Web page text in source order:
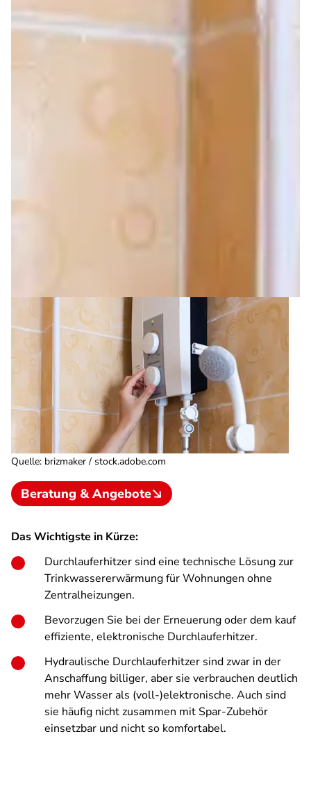
Quelle: brizmaker / stock.adobe.com
Beratung & Angebote
Das Wichtigste in Kürze:
Durchlauferhitzer sind eine technische Lösung zur
Trinkwassererwärmung für Wohnungen ohne
Zentralheizungen.
Bevorzugen Sie bei der Erneuerung oder dem kauf
effiziente, elektronische Durchlauferhitzer.
Hydraulische Durchlauferhitzer sind zwar in der
Anschaffung billiger, aber sie verbrauchen deutlich
mehr Wasser als (voll-)elektronische. Auch sind
sie häufig nicht zusammen mit Spar-Zubehör
einsetzbar und nicht so komfortabel.